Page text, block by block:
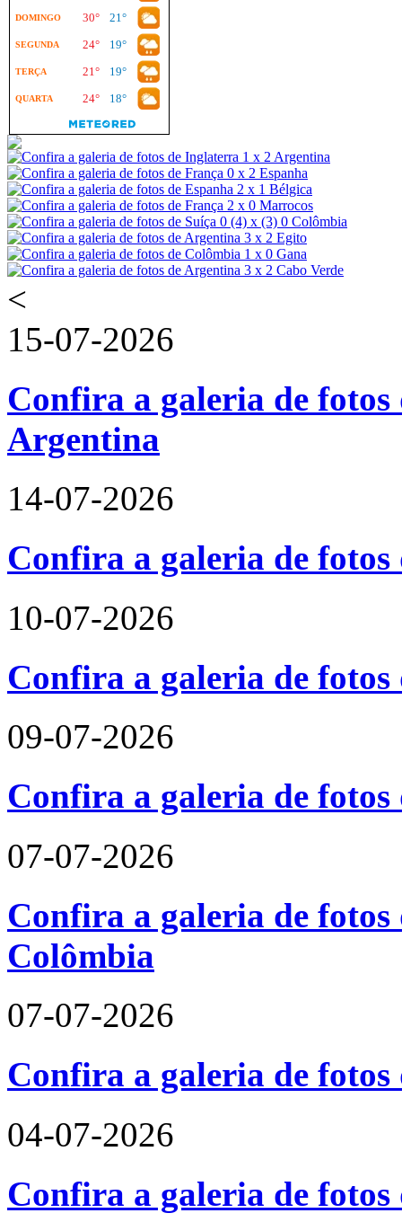
<
15-07-2026
Confira a galeria de
Argentina
14-07-2026
Confira a galeria de
10-07-2026
Confira a galeria de fotos
09-07-2026
Confira a galeria de
07-07-2026
Confira a galeria de fotos
Colômbia
07-07-2026
Confira a galeria de
04-07-2026
Confira a galeria de